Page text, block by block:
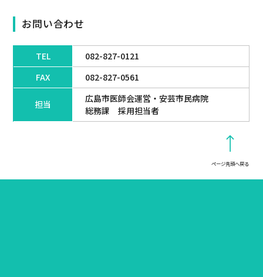
お問い合わせ
TEL
082-827-0121
FAX
082-827-0561
担当
広島市医師会運営・安芸市民病院
総務課 採用担当者
ページ先頭へ戻る